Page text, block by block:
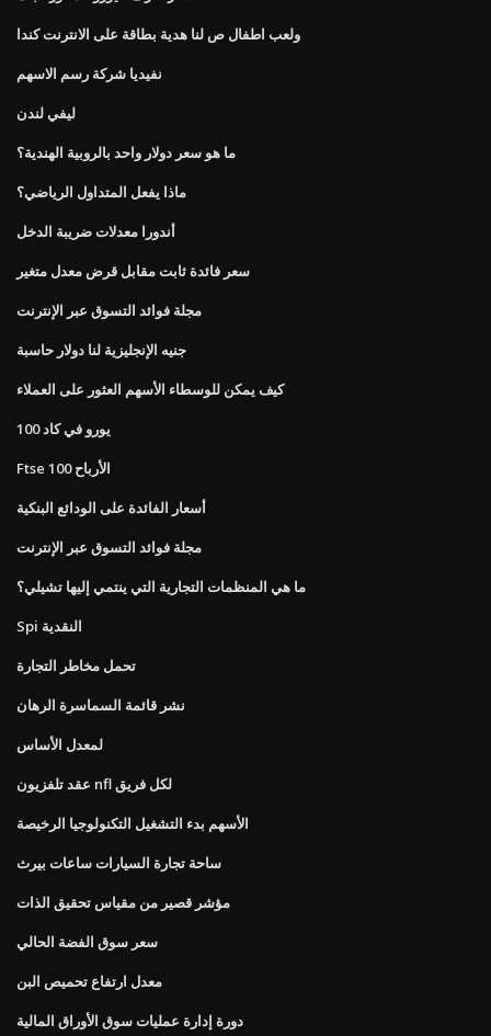
ولعب اطفال ص لنا هدية بطاقة على الانترنت كندا
نفيديا شركة رسم الاسهم
ليفي لندن
ما هو سعر دولار واحد بالروبية الهندية؟
ماذا يفعل المتداول الرياضي؟
أندورا معدلات ضريبة الدخل
سعر فائدة ثابت مقابل قرض معدل متغير
مجلة فوائد التسوق عبر الإنترنت
جنيه الإنجليزية لنا دولار حاسبة
كيف يمكن للوسطاء الأسهم العثور على العملاء
100 يورو في كاد
Ftse 100 الأرباح
أسعار الفائدة على الودائع البنكية
مجلة فوائد التسوق عبر الإنترنت
ما هي المنظمات التجارية التي ينتمي إليها تشيلي؟
Spi النقدية
تحمل مخاطر التجارة
نشر قائمة السماسرة الرهان
لمعدل الأساس
عقد تلفزيون nfl لكل فريق
الأسهم بدء التشغيل التكنولوجيا الرخيصة
ساحة تجارة السيارات ساعات بيرث
مؤشر قصير من مقياس تحقيق الذات
سعر سوق الفضة الحالي
معدل ارتفاع تحميص البن
دورة إدارة عمليات سوق الأوراق المالية